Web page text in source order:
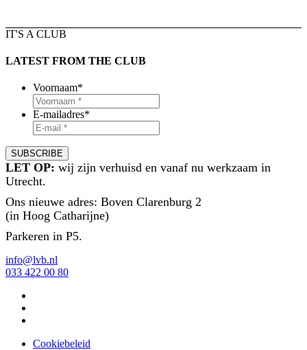
IT'S A CLUB
LATEST FROM THE CLUB
Voornaam*
E-mailadres*
LET OP: wij zijn verhuisd en vanaf nu werkzaam in
Utrecht.
Ons nieuwe adres: Boven Clarenburg 2
(in Hoog Catharijne)
Parkeren in P5.
info@lvb.nl
033 422 00 80
Cookiebeleid